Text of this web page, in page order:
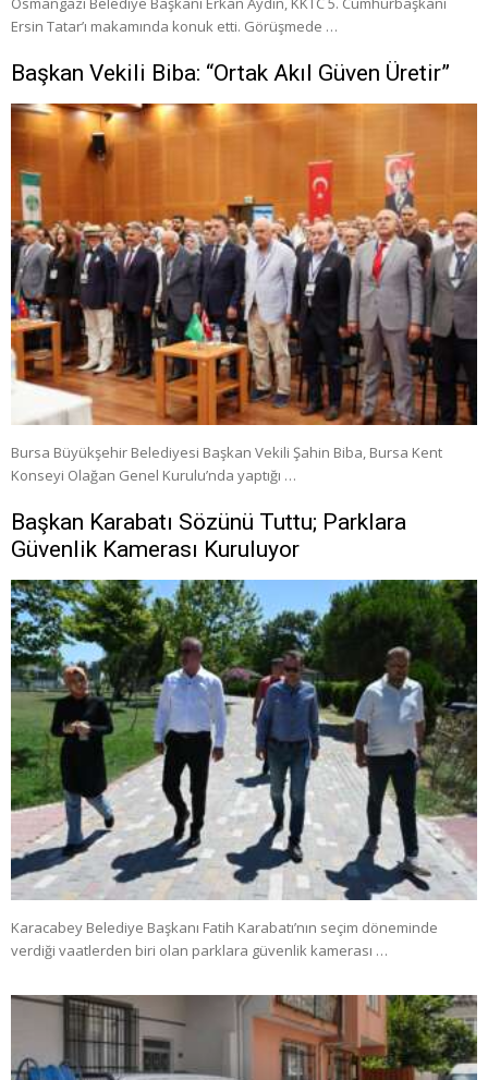
Ersin Tatar’ı makamında konuk etti. Görüşmede …
Başkan Vekili Biba: “Ortak Akıl Güven Üretir”
Bursa Büyükşehir Belediyesi Başkan Vekili Şahin Biba, Bursa Kent
Konseyi Olağan Genel Kurulu’nda yaptığı …
Başkan Karabatı Sözünü Tuttu; Parklara
Güvenlik Kamerası Kuruluyor
Karacabey Belediye Başkanı Fatih Karabatı’nın seçim döneminde
verdiği vaatlerden biri olan parklara güvenlik kamerası …